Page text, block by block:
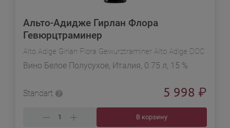
Альто-Адидже Гирлан Флора
Гевюрцтраминер
Alto Adige Girlan Flora Gewurztraminer Alto Adige DOC
Вино Белое Полусухое, Италия, 0.75 л, 15 %
Standart 5 998 ₽
В корзину